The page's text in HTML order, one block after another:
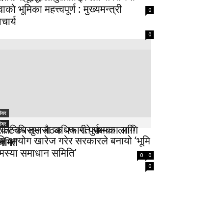
0
भूमिका महत्त्वपूर्ण : मुख्यमन्त्री
0
तुलसा अधिकारी पुर्पक्षका लागि
0
बैठक २५ गते सम्मका लागि
0
आयोग खारेज गरेर सरकारले बनायो ‘भूमि
समाधान समिति’
0